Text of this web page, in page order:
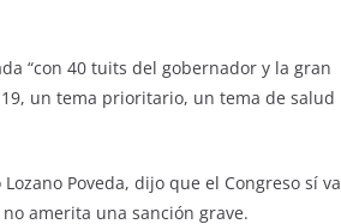
“con 40 tuits del gobernador y la gran
un tema prioritario, un tema de salud
Poveda, dijo que el Congreso sí va
amerita una sanción grave.